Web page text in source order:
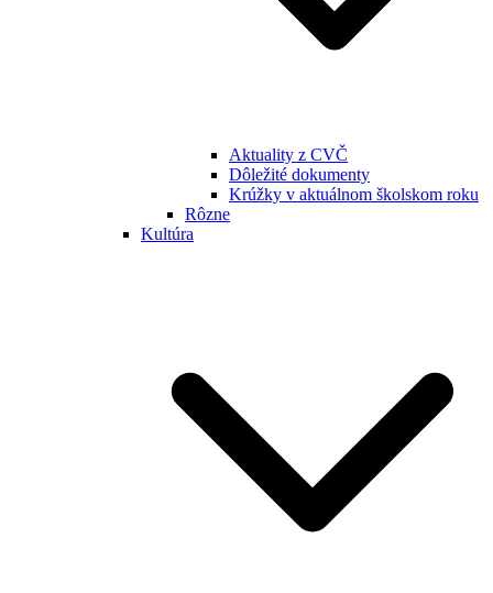
Aktuality z CVČ
Dôležité dokumenty
Krúžky v aktuálnom školskom roku
Rôzne
Kultúra